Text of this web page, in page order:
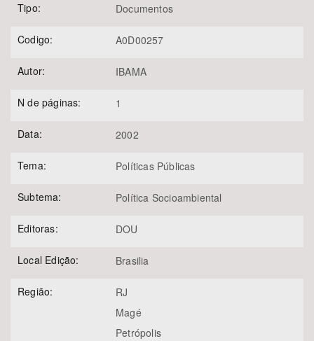
Tipo: Documentos
Codigo: A0D00257
Autor: IBAMA
N de páginas: 1
Data: 2002
Tema: Políticas Públicas
Subtema: Política Socioambiental
Editoras: DOU
Local Edição: Brasilia
Região:
RJ
Magé
Petrópolis